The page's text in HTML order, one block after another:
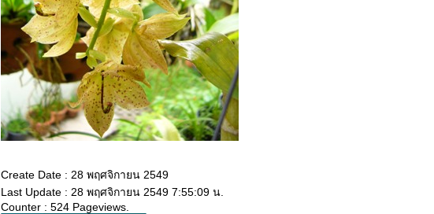
Create Date : 28 พฤศจิกายน 2549
Last Update : 28 พฤศจิกายน 2549 7:55:09 น.
Counter : 524 Pageviews.